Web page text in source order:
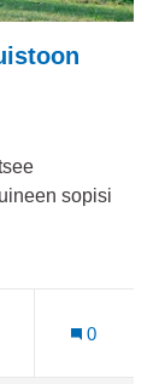
sopisi
Halinen
0